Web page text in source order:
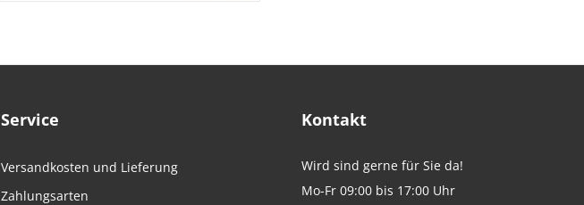
Service
Versandkosten und Lieferung
Zahlungsarten
Kontakt
Wird sind gerne für Sie da!
Mo-Fr 09:00 bis 17:00 Uhr